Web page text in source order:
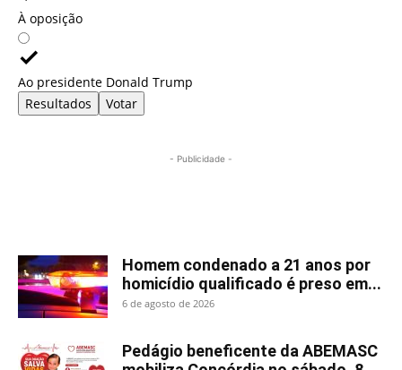
À oposição
Ao presidente Donald Trump
Resultados
Votar
- Publicidade -
Homem condenado a 21 anos por
homicídio qualificado é preso em...
6 de agosto de 2026
Pedágio beneficente da ABEMASC